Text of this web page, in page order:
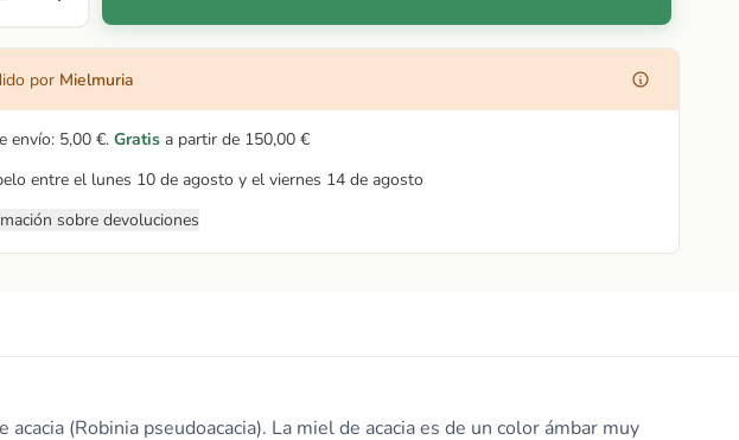
por Mielmuria
envío: 5,00 €. Gratisa partir de 150,00 €
entre el lunes 10 de agosto y el viernes 14 de agosto
sobre devoluciones
(Robinia pseudoacacia). La miel de acacia es de un color ámbar muy